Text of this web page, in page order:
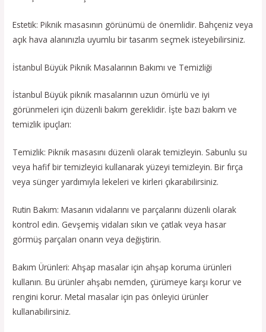
Estetik: Piknik masasının görünümü de önemlidir. Bahçeniz veya
açık hava alanınızla uyumlu bir tasarım seçmek isteyebilirsiniz.
İstanbul Büyük Piknik Masalarının Bakımı ve Temizliği
İstanbul Büyük piknik masalarının uzun ömürlü ve iyi
görünmeleri için düzenli bakım gereklidir. İşte bazı bakım ve
temizlik ipuçları:
Temizlik: Piknik masasını düzenli olarak temizleyin. Sabunlu su
veya hafif bir temizleyici kullanarak yüzeyi temizleyin. Bir fırça
veya sünger yardımıyla lekeleri ve kirleri çıkarabilirsiniz.
Rutin Bakım: Masanın vidalarını ve parçalarını düzenli olarak
kontrol edin. Gevşemiş vidaları sıkın ve çatlak veya hasar
görmüş parçaları onarın veya değiştirin.
Bakım Ürünleri: Ahşap masalar için ahşap koruma ürünleri
kullanın. Bu ürünler ahşabı nemden, çürümeye karşı korur ve
rengini korur. Metal masalar için pas önleyici ürünler
kullanabilirsiniz.